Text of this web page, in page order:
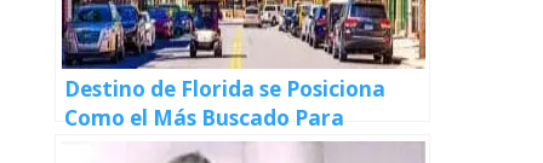
Destino de Florida se Posiciona
Como el Más Buscado Para
Mudanzas en Estados Unidos en